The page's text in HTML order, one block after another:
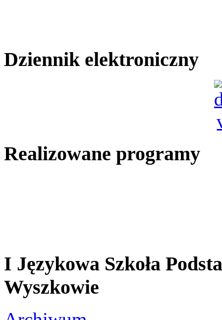
Dziennik elektroniczny
Realizowane programy
I Językowa Szkoła
Wyszkowie